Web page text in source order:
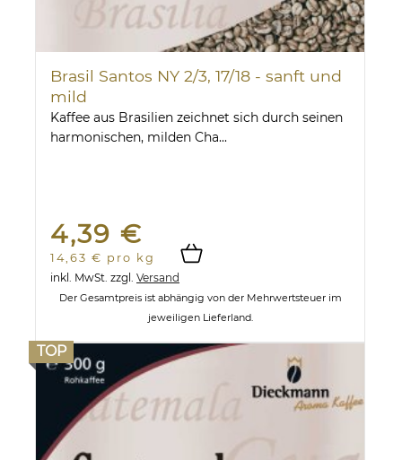
Brasil Santos NY 2/3, 17/18 - sanft und
mild
Kaffee aus Brasilien zeichnet sich durch seinen
harmonischen, milden Cha...
4,39 €
14,63 € pro kg
inkl. MwSt. zzgl. Versand
Der Gesamtpreis ist abhängig von der Mehrwertsteuer im
jeweiligen Lieferland.
TOP